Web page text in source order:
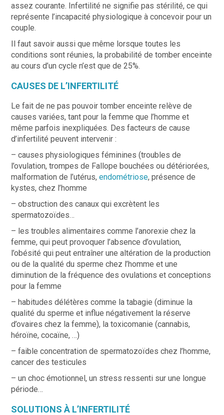
assez courante. Infertilité ne signifie pas stérilité, ce qui
représente l’incapacité physiologique à concevoir pour un
couple.
Il faut savoir aussi que même lorsque toutes les
conditions sont réunies, la probabilité de tomber enceinte
au cours d’un cycle n’est que de 25%.
CAUSES DE L’INFERTILITÉ
Le fait de ne pas pouvoir tomber enceinte relève de
causes variées, tant pour la femme que l’homme et
même parfois inexpliquées. Des facteurs de cause
d’infertilité peuvent intervenir :
– causes physiologiques féminines (troubles de
l’ovulation, trompes de Fallope bouchées ou détériorées,
malformation de l’utérus,endométriose, présence de
kystes, chez l’homme
– obstruction des canaux qui excrètent les
spermatozoïdes…
– les troubles alimentaires comme l’anorexie chez la
femme, qui peut provoquer l’absence d’ovulation,
l’obésité qui peut entraîner une altération de la production
ou de la qualité du sperme chez l’homme et une
diminution de la fréquence des ovulations et conceptions
pour la femme
– habitudes délétères comme la tabagie (diminue la
qualité du sperme et influe négativement la réserve
d’ovaires chez la femme), la toxicomanie (cannabis,
héroïne, cocaïne, …)
– faible concentration de spermatozoïdes chez l’homme,
cancer des testicules
– un choc émotionnel, un stress ressenti sur une longue
période…
SOLUTIONS À L’INFERTILITÉ